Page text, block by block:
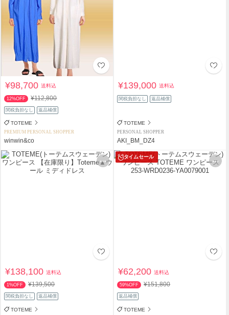
¥98,700送料込
12%OFF ¥112,800
関税負担なし 返品補償
TOTEME
PREMIUM PERSONAL SHOPPER
winwin&co
¥139,000送料込
関税負担なし 返品補償
TOTEME
PERSONAL SHOPPER
AKI_BM_DZ4
¥138,100送料込
1%OFF ¥139,500
関税負担なし 返品補償
TOTEME
タイムセール
¥62,200送料込
59%OFF ¥151,800
返品補償
TOTEME